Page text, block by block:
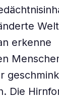
erkenne
Die